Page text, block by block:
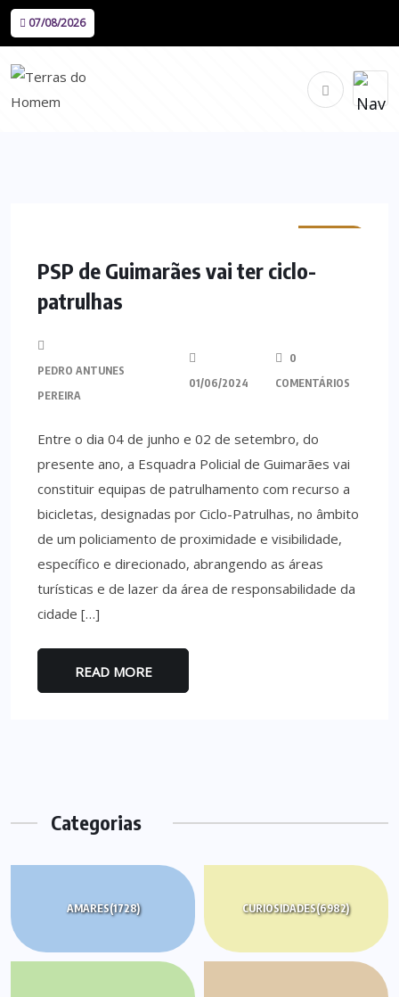
07/08/2026
PSP de Guimarães vai ter ciclo-
patrulhas
PEDRO ANTUNES
PEREIRA
01/06/2024
0
COMENTÁRIOS
Entre o dia 04 de junho e 02 de setembro, do
presente ano, a Esquadra Policial de Guimarães vai
constituir equipas de patrulhamento com recurso a
bicicletas, designadas por Ciclo-Patrulhas, no âmbito
de um policiamento de proximidade e visibilidade,
específico e direcionado, abrangendo as áreas
turísticas e de lazer da área de responsabilidade da
cidade […]
READ MORE
Categorias
AMARES(1728) CURIOSIDADES(6982)